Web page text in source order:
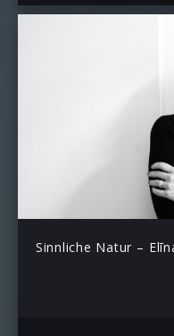
Sinnliche Natur –